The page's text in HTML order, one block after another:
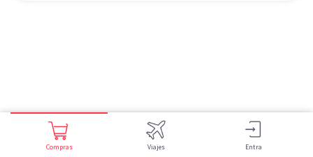
Compras Viajes Entra